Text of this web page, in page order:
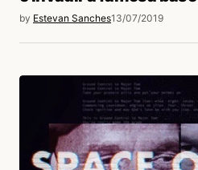
by Estevan Sanches13/07/2019